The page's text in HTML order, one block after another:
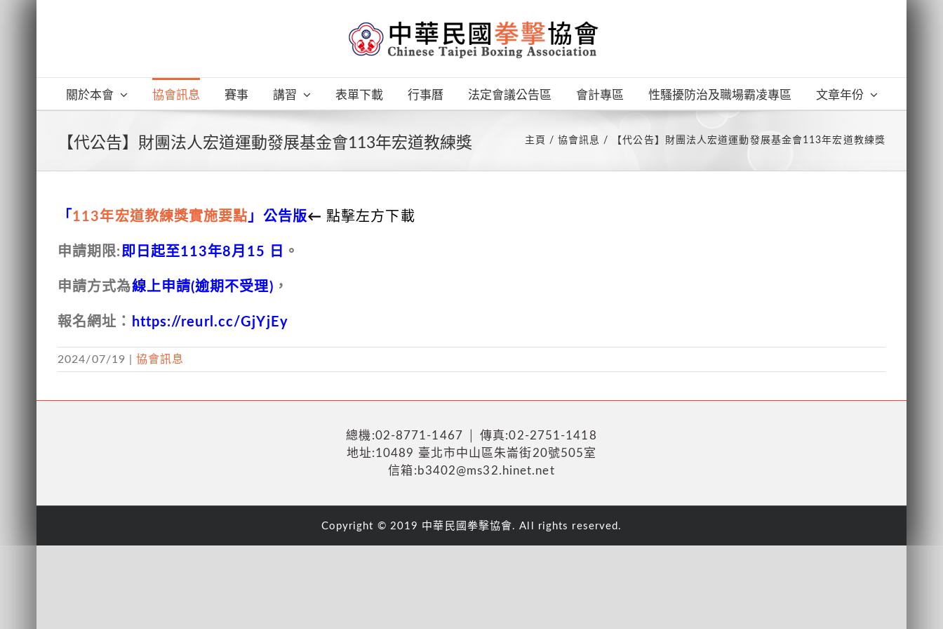
關於本會 協會訊息 賽事 講習 表單下載 行事曆 法定會議公告區 會計專區 性騷擾防治及職場霸凌專區 文章年份
【代公告】財團法人宏道運動發展基金會113年宏道教練獎 主頁 協會訊息 【代公告】財團法人宏道運動發展基金會113年宏道教練獎
「 113年宏道教練獎實施要點」公告版← 點擊左方下載
申請期限: 即日起至113年8月15 日 。
申請方式為線上申請(逾期不受理) ，
報名網址： https://reurl.cc/GjYjEy
2024/07/19 協會訊息
總機:02-8771-1467 │ 傳真:02-2751-1418
地址:10489 臺北市中山區朱崙街20號505室
信箱:b3402@ms32.hinet.net
Copyright © 2019 中華民國拳擊協會. All rights reserved.